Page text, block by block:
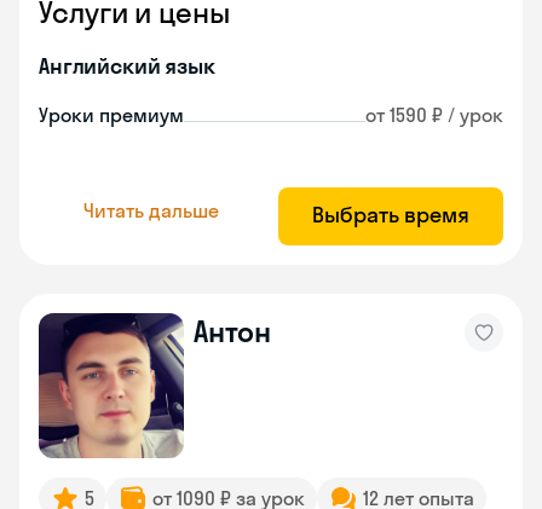
Услуги и цены
Английский язык
Уроки премиум от 1590 ₽ / урок
Читать дальше Выбрать время
Антон
5 от 1090 ₽ за урок 12 лет опыта